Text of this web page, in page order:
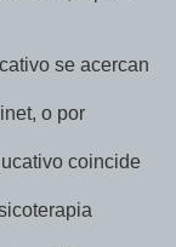
se acercan
o por
coincide